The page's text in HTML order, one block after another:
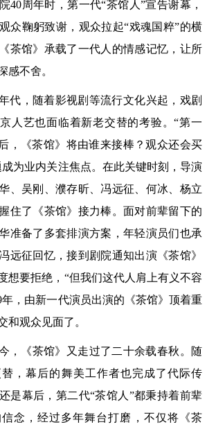
40周年时，第一代“茶馆人”宣告谢幕，
众鞠躬致谢，观众拉起“戏魂国粹”的横
茶馆》承载了一代人的情感记忆，让所
感不舍。
代，随着影视剧等流行文化兴起，戏剧
人艺也面临着新老交替的考验。“第一
，《茶馆》将由谁来接棒？观众还会买
为业内关注焦点。在此关键时刻，导演
、吴刚、濮存昕、冯远征、何冰、杨立
住了《茶馆》接力棒。面对前辈留下的
准备了多套排演方案，年轻演员们也承
远征回忆，接到剧院通知出演《茶馆》
想要拒绝，“但我们这代人肩上有义不容
年，由新一代演员出演的《茶馆》顶着重
和观众见面了。
，《茶馆》又走过了二十余载春秋。随
，幕后的舞美工作者也完成了代际传
是幕后，第二代“茶馆人”都秉持着前辈
念，经过多年舞台打磨，不仅将《茶